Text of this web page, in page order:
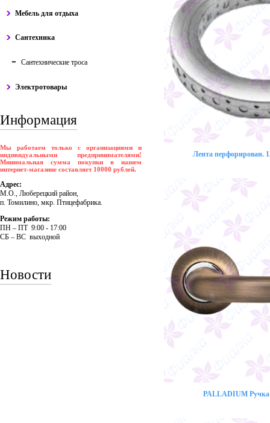
Мебель для отдыха
Сантехника
Сантехнические троса
Электротовары
Информация
Мы работаем только с организациями и
индивидуальными предпринимателями!
Минимальная сумма покупки в нашем
интернет-магазине составляет 10000 рублей.
Адрес:
М.О., Люберецкий район,
п. Томилино, мкр. Птицефабрика.
Режим работы:
ПH – ПT 9:00 - 17:00
CБ – BC выходной
Новости
Лента перфорирован.
PALLADIUM Ручка